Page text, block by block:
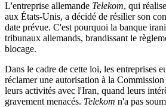
L'entreprise allemande Telekom, qui
aux États-Unis, a décidé de résilier son
date prévue. C'est pourquoi la banque
tribunaux allemands, brandissant le
blocage.
Dans le cadre de cette loi, les entreprises
réclamer une autorisation à la
leurs activités avec l'Iran, quand leurs
gravement menacés. Telekom n'a pas